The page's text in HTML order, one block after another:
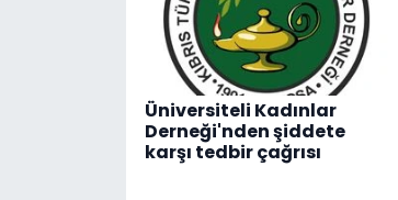
Üniversiteli Kadınlar
Derneği'nden şiddete
karşı tedbir çağrısı